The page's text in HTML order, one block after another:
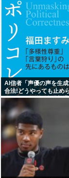
AI信者「声優の声を生
合法!どうやっても止め
キャキャ」法務省「普
害っす」